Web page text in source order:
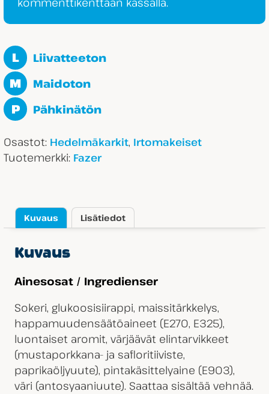
L Liivatteeton
M Maidoton
P Pähkinätön
Osastot: Hedelmäkarkit, Irtomakeiset
Tuotemerkki: Fazer
Kuvaus Lisätiedot
Kuvaus
Ainesosat / Ingredienser
Sokeri, glukoosisiirappi, maissitärkkelys,
happamuudensäätöaineet (E270, E325),
luontaiset aromit, värjäävät elintarvikkeet
(mustaporkkana- ja safloritiiviste,
paprikaöljyuute), pintakäsittelyaine (E903),
väri (antosyaaniuute). Saattaa sisältää vehnää.